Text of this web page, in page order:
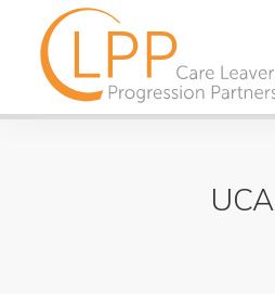
UCA